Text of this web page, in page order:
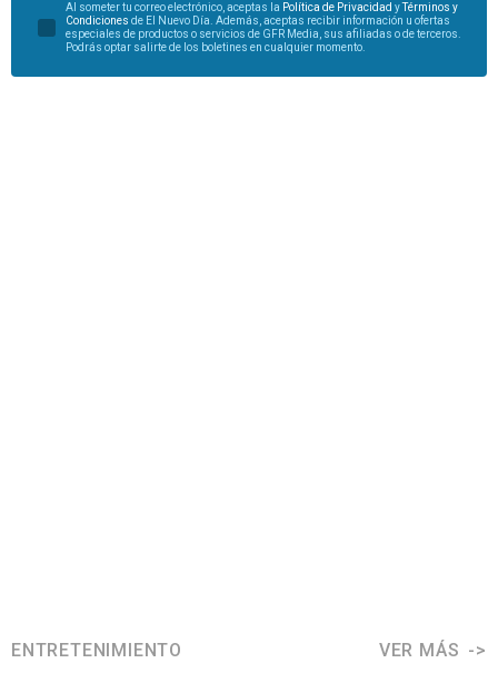
Al someter tu correo electrónico, aceptas la Política de Privacidad yTérminos y
Condiciones de El Nuevo Día. Además, aceptas recibir información u ofertas
especiales de productos o servicios de GFR Media, sus afiliadas o de terceros.
Podrás optar salirte de los boletines en cualquier momento.
ENTRETENIMIENTO VER MÁS